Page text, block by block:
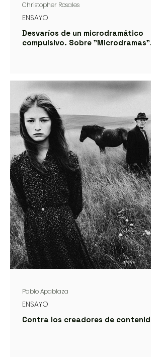
Desvaríos de un microdramático
compulsivo. Sobre "Microdramas".
ENSAYO
Christopher Rosales
Contra los creadores de contenidos
ENSAYO
Pablo Apablaza